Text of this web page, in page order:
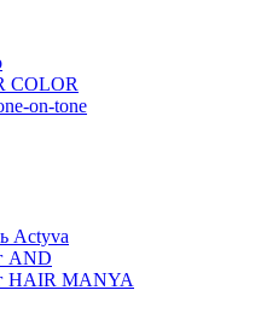
COLOR
on-tone
Actyva
AND
HAIR MANYA